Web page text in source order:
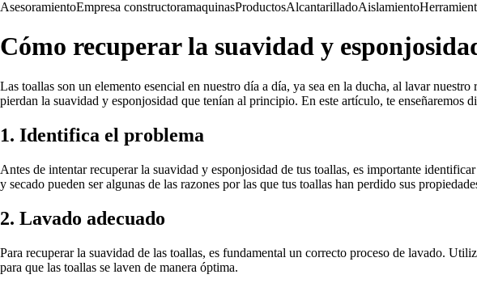
AsesoramientoEmpresa constructoramaquinasProductosAlcantarilladoAislamiento
Cómo recuperar la suavidad y
Las toallas son un elemento esencial en nuestro día a día, ya sea en la ducha, al lavar
pierdan la suavidad y esponjosidad que tenían al principio. En este artículo, te enseñaremos
1. Identifica el problema
Antes de intentar recuperar la suavidad y esponjosidad de tus toallas, es importante
y secado pueden ser algunas de las razones por las que tus toallas han perdido sus
2. Lavado adecuado
Para recuperar la suavidad de las toallas, es fundamental un correcto proceso de lavado.
para que las toallas se laven de manera óptima.